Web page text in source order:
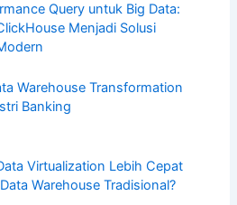
Query untuk Big Data:
Menjadi Solusi
Warehouse Transformation
Banking
Virtualization Lebih Cepat
Warehouse Tradisional?